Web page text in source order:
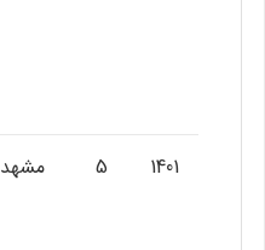
1401
5 مشهد